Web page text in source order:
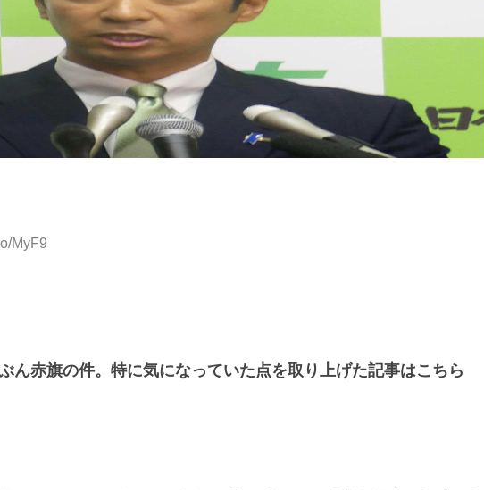
MyF9
ん赤旗の件。特に気になっていた点を取り上げた記事はこちら